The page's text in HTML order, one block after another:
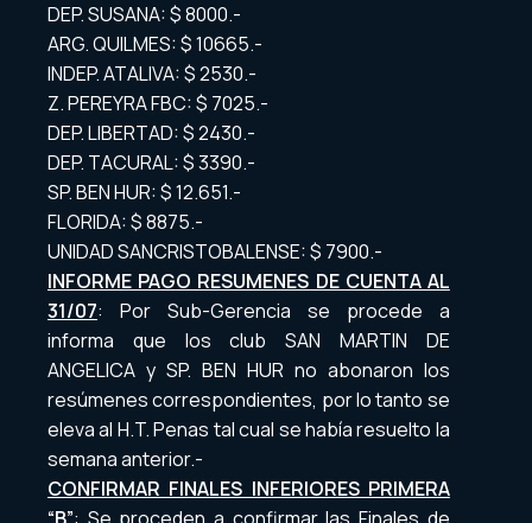
DEP. SUSANA: $ 8000.-
ARG. QUILMES: $ 10665.-
INDEP. ATALIVA: $ 2530.-
Z. PEREYRA FBC: $ 7025.-
DEP. LIBERTAD: $ 2430.-
DEP. TACURAL: $ 3390.-
SP. BEN HUR: $ 12.651.-
FLORIDA: $ 8875.-
UNIDAD SANCRISTOBALENSE: $ 7900.-
INFORME PAGO RESUMENES DE CUENTA AL
31/07: Por Sub-Gerencia se procede a
informa que los club SAN MARTIN DE
ANGELICA y SP. BEN HUR no abonaron los
resúmenes correspondientes, por lo tanto se
eleva al H.T. Penas tal cual se había resuelto la
semana anterior.-
CONFIRMAR FINALES INFERIORES PRIMERA